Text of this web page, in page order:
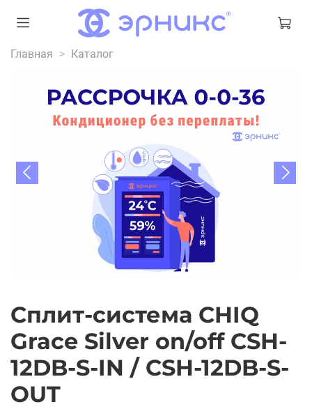
Главная Каталог
Сплит-система CHIQ
Grace Silver on/off CSH-
12DB-S-IN / CSH-12DB-S-
OUT